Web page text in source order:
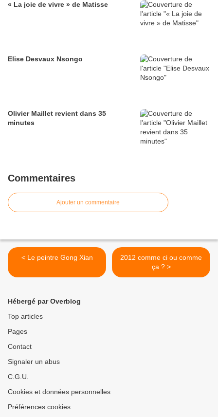
« La joie de vivre » de Matisse
Elise Desvaux Nsongo
Olivier Maillet revient dans 35
minutes
Commentaires
Ajouter un commentaire
< Le peintre Gong Xian
2012 comme ci ou comme
ça ? >
Hébergé par Overblog
Top articles
Pages
Contact
Signaler un abus
C.G.U.
Cookies et données personnelles
Préférences cookies